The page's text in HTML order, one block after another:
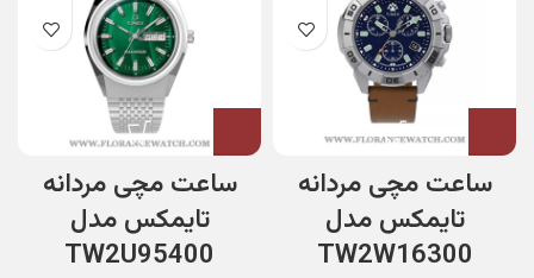
ساعت مچی مردانه
تایمکس مدل
TW2W16300
ساعت مچی مردانه
تایمکس مدل
TW2U95400